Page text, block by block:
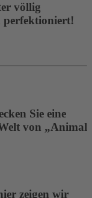
völlig
perfektioniert!
Sie eine
von „Animal
zeigen wir